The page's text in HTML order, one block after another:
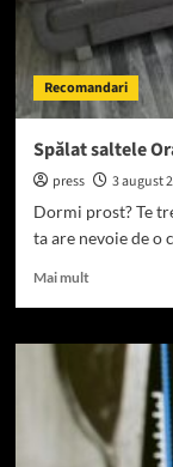
Recomandari
Spălat saltele
press
3 august
Dormi prost? Te
ta are nevoie de o
Mai multRead
Spălat
saltele
Oradea:
mituri
despre
curățenie